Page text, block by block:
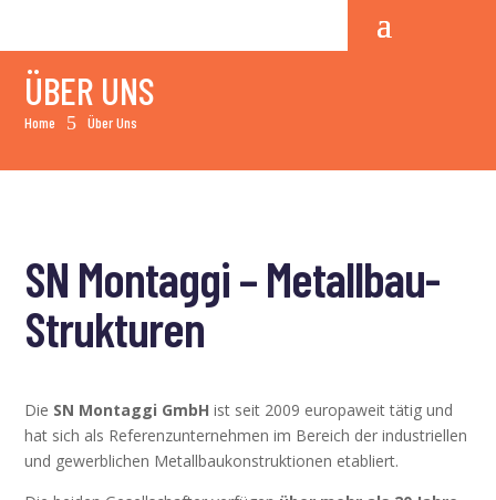
ÜBER UNS
Home 5 Über Uns
SN Montaggi – Metallbau-
Strukturen
Die SN Montaggi GmbH ist seit 2009 europaweit tätig und
hat sich als Referenzunternehmen im Bereich der industriellen
und gewerblichen Metallbaukonstruktionen etabliert.